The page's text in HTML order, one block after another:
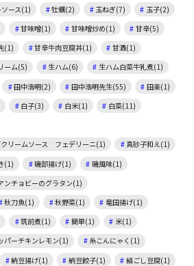
ース(1)
牡蠣(2) 玉ねぎ(7)
玉子(2)
甘味噌(1) 甘味噌炒め(1)
甘辛(5)
(1) 甘辛牛肉豆腐丼(1)
甘酒(1)
ーム(5) 生ハム(6)
生ハム白菜牛乳煮(1)
田中浩明(2) 田中浩明先生(55)
田楽(1)
白子(3) 白米(1)
白菜(11)
クリームソース フェデリーニ(1)
真砂子和え(1)
(1) 磯部揚げ(1)
磯風味(1)
ンチョビーのグラタン(1)
秋刀魚(1) 秋野菜(1)
竜田揚げ(1)
筑前煮(1) 簡単(1)
米(1)
パーチキンレモン(1)
糸こんにゃく(1)
納豆揚げ(1) 納豆餃子(1)
絹ごし豆腐(1)